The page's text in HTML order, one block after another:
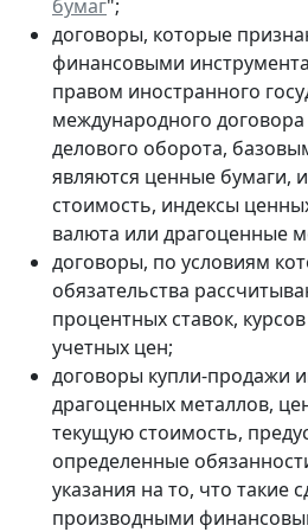
бумаг";
договоры, которые
финансовыми
правом иностранного
международного
делового оборота,
являются ценные
стоимость, индексы
валюта или драгоценные
договоры, по условиям
обязательства
процентных ставок,
учетных цен;
договоры купли-продажи
драгоценных металлов,
текущую стоимость,
определенные
указания на то, что такие
производными